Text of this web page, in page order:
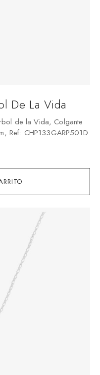
De La Vida
de la Vida, Colgante
Ref: CHP133GARP501D